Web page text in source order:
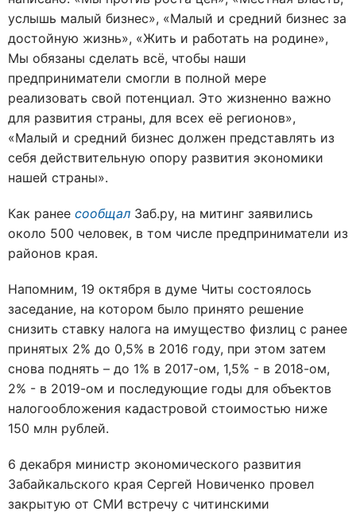
услышь малый бизнес», «Малый и средний бизнес за
достойную жизнь», «Жить и работать на родине»,
Мы обязаны сделать всё, чтобы наши
предприниматели смогли в полной мере
реализовать свой потенциал. Это жизненно важно
для развития страны, для всех её регионов»,
«Малый и средний бизнес должен представлять из
себя действительную опору развития экономики
нашей страны».
Как ранее сообщал Заб.ру, на митинг заявились
около 500 человек, в том числе предприниматели из
районов края.
Напомним, 19 октября в думе Читы состоялось
заседание, на котором было принято решение
снизить ставку налога на имущество физлиц с ранее
принятых 2% до 0,5% в 2016 году, при этом затем
снова поднять – до 1% в 2017-ом, 1,5% - в 2018-ом,
2% - в 2019-ом и последующие годы для объектов
налогообложения кадастровой стоимостью ниже
150 млн рублей.
6 декабря министр экономического развития
Забайкальского края Сергей Новиченко провел
закрытую от СМИ встречу с читинскими